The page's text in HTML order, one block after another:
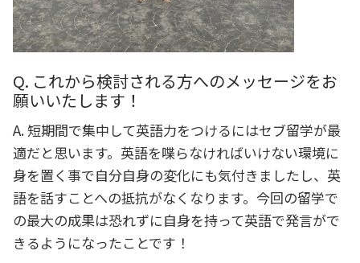
Q. これから検討される方へのメッセージをお
願いいたします！
A. 短期間で集中して英語力をつけるにはセブ留学が最
適だと思います。英語を喋らなければいけない環境に
身を置く事で自分自身の変化にも気付きましたし、英
語を話すことへの抵抗がなくなります。今回の留学で
の最大の成果は恐れずに自身を持って英語で発言がで
きるようになったことです！